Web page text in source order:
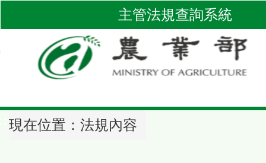
到
區
塊
主管法規查詢系統
現在位置： 法規內容